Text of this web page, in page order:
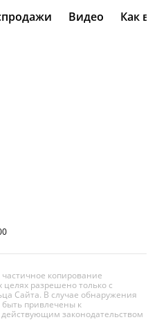
Видео Как
копирование
разрешено только с
Сайта. В случае обнаружения
привлечены к
действующим законодательством